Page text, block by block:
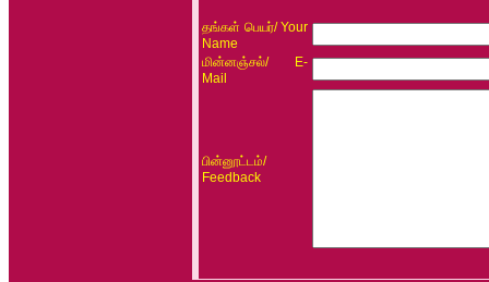
தங்கள் பெயர்/ Your
Name
மின்னஞ்சல்/ E-
Mail
பின்னூட்டம்/
Feedback